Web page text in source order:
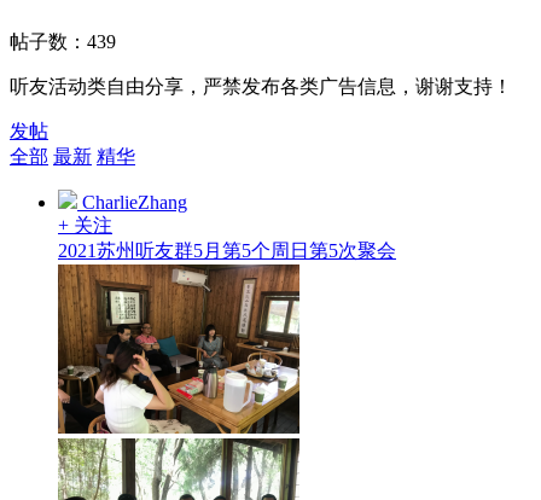
帖子数： 439
听友活动类自由分享，严禁发布各类广告信息，谢谢支持！
发帖
全部 最新 精华
CharlieZhang
+ 关注
2021苏州听友群5月第5个周日第5次聚会